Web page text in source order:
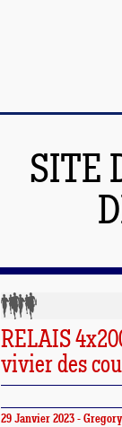
SITE
RELAIS
vivier des
29 Janvier 2023 -